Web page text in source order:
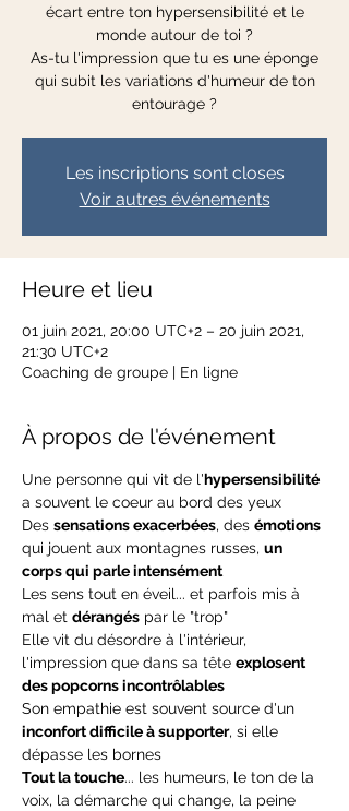
écart entre ton hypersensibilité et le
monde autour de toi ?
As-tu l'impression que tu es une éponge
qui subit les variations d'humeur de ton
Les inscriptions sont closes
Voir autres événements
Heure et lieu
01 juin 2021, 20:00 UTC+2 – 20 juin 2021,
21:30 UTC+2
Coaching de groupe | En ligne
À propos de l'événement
Une personne qui vit de l'hypersensibilité
a souvent le coeur au bord des yeux
Des sensations exacerbées, des émotions
qui jouent aux montagnes russes, un
corps qui parle intensément
Les sens tout en éveil... et parfois mis à
mal et dérangés par le "trop"
Elle vit du désordre à l'intérieur,
l'impression que dans sa tête explosent
des popcorns incontrôlables
Son empathie est souvent source d'un
inconfort difficile à supporter, si elle
dépasse les bornes
Tout la touche... les humeurs, le ton de la
voix, la démarche qui change, la peine